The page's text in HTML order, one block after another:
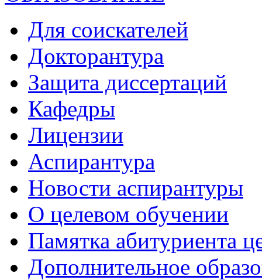
Для соискателей
Докторантура
Защита диссертаций
Кафедры
Лицензии
Аспирантура
Новости аспирантуры
О целевом обучении
Памятка абитуриента
Дополнительное